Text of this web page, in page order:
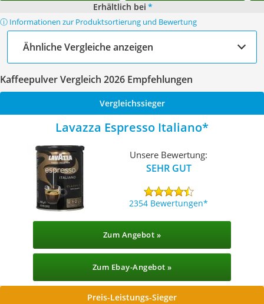
Erhältlich bei *
ⓘ Informationen zur Produktsortierung und Bewertung
Ähnliche Vergleiche anzeigen
Kaffeepulver Vergleich 2026 Empfehlungen
Vergleichssieger
Lavazza Espresso Italiano
Unsere Bewertung:
SEHR GUT
2354 Bewertungen
Zum Angebot »
Zum Ebay-Angebot »
Preis-Leistungs-Sieger